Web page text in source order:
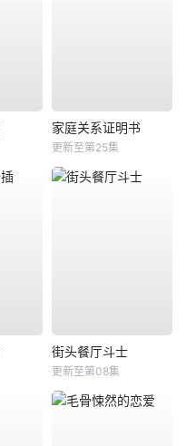
家庭关系证明书
更新至第25集
街头餐厅斗士
更新至第08集